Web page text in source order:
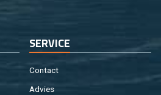
SER­VI­CE
Con­tact
Ad­vies